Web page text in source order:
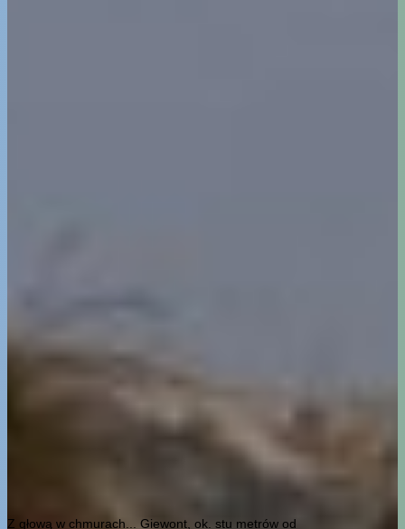
Z głową w chmurach... Giewont, ok. stu metrów od